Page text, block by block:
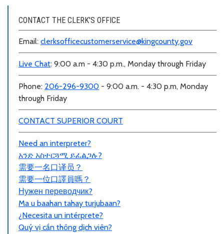
CONTACT THE CLERK'S OFFICE
Email: clerksofficecustomerservice@kingcounty.gov
Live Chat: 9:00 a.m - 4:30 p.m., Monday through Friday
Phone: 206-296-9300 - 9:00 a.m. - 4:30 p.m, Monday
through Friday
CONTACT SUPERIOR COURT
Need an interpreter?
አንድ አስተርጓሚ ይፈልጋሉ?
需要一名口译员 ？
需要一位口譯員嗎？
Нужен переводчик?
Ma u baahan tahay turjubaan?
¿Necesita un intérprete?
Quý vị cần thông dịch viên?